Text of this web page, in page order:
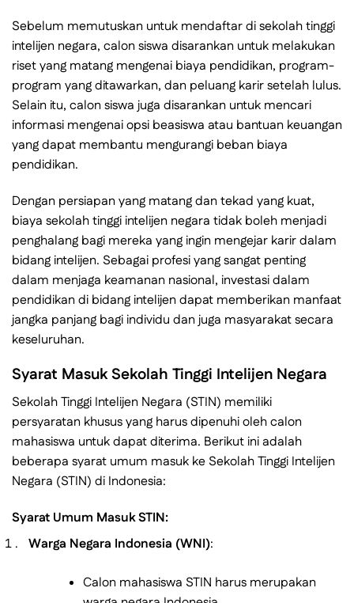
Sebelum memutuskan untuk mendaftar di sekolah tinggi
intelijen negara, calon siswa disarankan untuk melakukan
riset yang matang mengenai biaya pendidikan, program-
program yang ditawarkan, dan peluang karir setelah lulus.
Selain itu, calon siswa juga disarankan untuk mencari
informasi mengenai opsi beasiswa atau bantuan keuangan
yang dapat membantu mengurangi beban biaya
pendidikan.
Dengan persiapan yang matang dan tekad yang kuat,
biaya sekolah tinggi intelijen negara tidak boleh menjadi
penghalang bagi mereka yang ingin mengejar karir dalam
bidang intelijen. Sebagai profesi yang sangat penting
dalam menjaga keamanan nasional, investasi dalam
pendidikan di bidang intelijen dapat memberikan manfaat
jangka panjang bagi individu dan juga masyarakat secara
keseluruhan.
Syarat Masuk Sekolah Tinggi Intelijen Negara
Sekolah Tinggi Intelijen Negara (STIN) memiliki
persyaratan khusus yang harus dipenuhi oleh calon
mahasiswa untuk dapat diterima. Berikut ini adalah
beberapa syarat umum masuk ke Sekolah Tinggi Intelijen
Negara (STIN) di Indonesia:
Syarat Umum Masuk STIN:
Warga Negara Indonesia (WNI):
Calon mahasiswa STIN harus merupakan